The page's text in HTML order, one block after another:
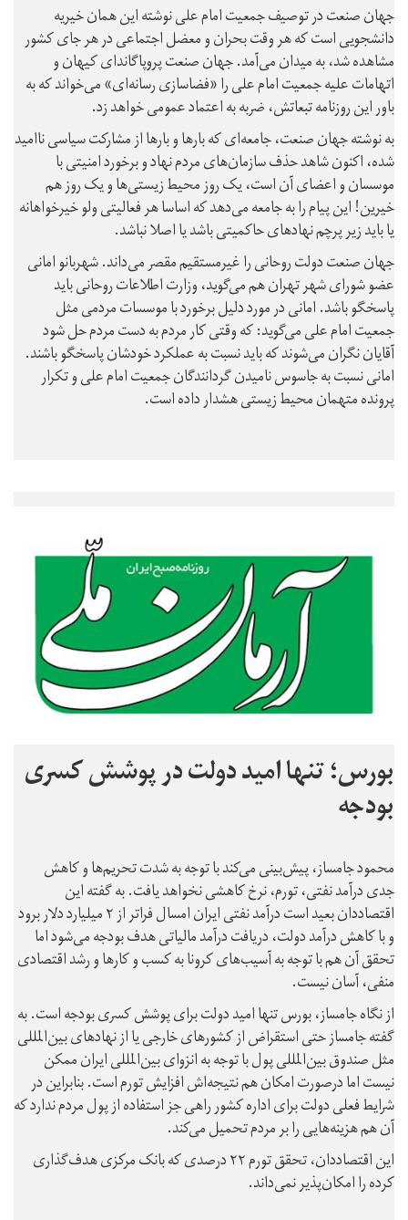
جهان صنعت در توصیف جمعیت امام علی نوشته این همان خیریه
دانشجویی است که هر وقت بحران و معضل اجتماعی در هر جای کشور
مشاهده شد، به میدان می‌آمد. جهان صنعت پروپاگاندای کیهان و
اتهامات علیه جمعیت امام علی را «فضاسازی رسانه‌ای» می‌خواند که به
باور این روزنامه تبعاتش، ضربه به اعتماد عمومی خواهد زد.
به نوشته جهان صنعت، جامعه‌ای که بارها و بارها از مشارکت سیاسی ناامید
شده، اکنون شاهد حذف سازمان‌های مردم‌ نهاد و برخورد امنیتی با
موسسان و اعضای آن است، یک روز محیط زیستی‌ها و یک روز هم
خیرین! این پیام را به جامعه می‌دهد که اساسا هر فعالیتی ولو خیرخواهانه
یا باید زیر پرچم نهادهای حاکمیتی باشد یا اصلا نباشد.
جهان صنعت دولت روحانی را غیرمستقیم مقصر می‌داند. شهربانو امانی
عضو شورای شهر تهران هم می‌گوید، وزارت اطلاعات روحانی باید
پاسخگو باشد. امانی در مورد دلیل برخورد با موسسات مردمی مثل
جمعیت امام علی می‌گوید: که وقتی کار مردم به دست مردم حل شود
آقایان نگران می‌شوند که باید نسبت به عملکرد خودشان پاسخگو باشند.
امانی نسبت به جاسوس نامیدن گردانندگان جمعیت امام علی و تکرار
پرونده متهمان محیط زیستی هشدار داده است.
بورس؛ تنها امید دولت در پوشش کسری
بودجه
محمود جامساز، پیش‌بینی می‌کند با توجه به شدت تحریم‌ها و کاهش
جدی درآمد نفتی، تورم، نرخ کاهشی نخواهد یافت. به گفته این
اقتصاددان بعید است درآمد نفتی ایران امسال فراتر از ۲ میلیارد دلار برود
و با کاهش درآمد دولت، دریافت درآمد مالیاتی هدف بودجه می‌شود اما
تحقق آن هم با توجه به آسیب‌های کرونا به کسب و کارها و رشد اقتصادی
منفی، آسان نیست.
از نگاه جامساز، بورس تنها امید دولت برای پوشش کسری بودجه است. به
گفته جامساز حتی استقراض از کشورهای خارجی یا از نهادهای بین‌المللی
مثل صندوق بین‌المللی پول با توجه به انزوای بین‌المللی ایران ممکن
نیست اما درصورت امکان هم نتیجه‌اش افزایش تورم است. بنابراین در
شرایط فعلی دولت برای اداره کشور راهی جز استفاده از پول مردم ندارد که
آن هم هزینه‌هایی را بر مردم تحمیل می‌کند.
این اقتصاددان، تحقق تورم ۲۲ درصدی که بانک مرکزی هدف‌گذاری
کرده را امکان‌پذیر نمی‌داند.